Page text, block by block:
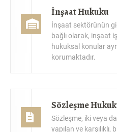
İnşaat sektörünün
bağlı olarak, inşaat
hukuksal konular
korumaktadır.
Sözleşme, iki veya
yapılan ve
beyanlarıyla kurulan